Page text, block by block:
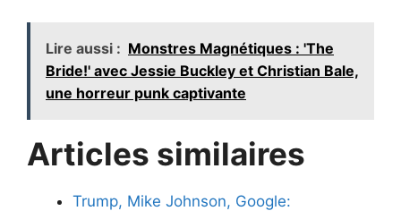
Lire aussi : Monstres Magnétiques : 'The
Bride!' avec Jessie Buckley et Christian Bale,
une horreur punk captivante
Articles similaires
Trump, Mike Johnson, Google: